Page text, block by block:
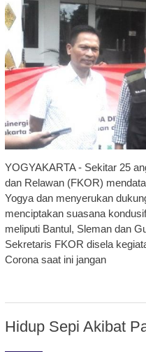
YOGYAKARTA - Sekitar 25
dan Relawan (FKOR)
Yogya dan menyerukan
menciptakan suasana
meliputi Bantul, Sleman dan
Sekretaris FKOR disela
Corona saat ini jangan
Hidup Sepi Akibat